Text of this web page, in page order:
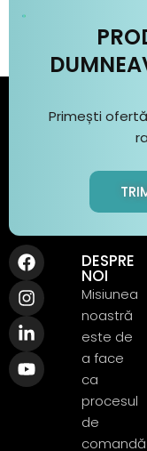
Primești
DESPRE
NOI
Misiunea
noastră
este de
a face
ca
procesul
de
comandă